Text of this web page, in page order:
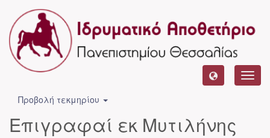
Προβολή τεκμηρίου
Επιγραφαί εκ Μυτιλήνης